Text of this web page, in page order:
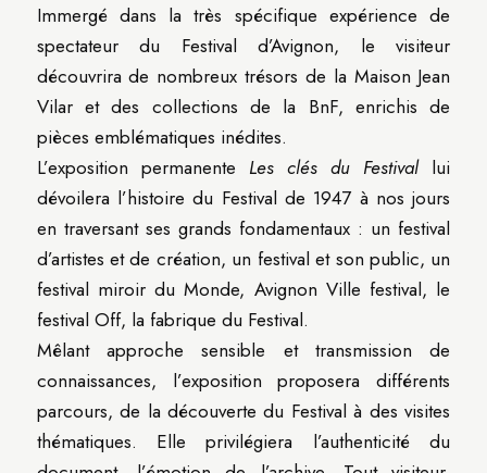
Immergé dans la très spécifique expérience de
spectateur du Festival d’Avignon, le visiteur
découvrira de nombreux trésors de la Maison Jean
Vilar et des collections de la BnF, enrichis de
pièces emblématiques inédites.
L’exposition permanente Les clés du Festival lui
dévoilera l’histoire du Festival de 1947 à nos jours
en traversant ses grands fondamentaux : un festival
d’artistes et de création, un festival et son public, un
festival miroir du Monde, Avignon Ville festival, le
festival Off, la fabrique du Festival.
Mêlant approche sensible et transmission de
connaissances, l’exposition proposera différents
parcours, de la découverte du Festival à des visites
thématiques. Elle privilégiera l’authenticité du